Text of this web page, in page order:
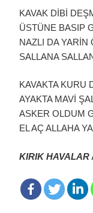
KAVAK DİBİ
ÜSTÜNE BASIP
NAZLI DA YARİN
SALLANA
KAVAKTA KURU
AYAKTA MAVİ
ASKER OLDUM
EL AÇ ALLAHA
KIRIK HAVALAR